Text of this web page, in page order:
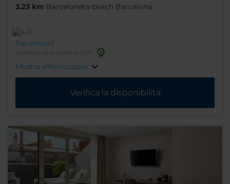
3.23 km Barceloneta beach Barcelona
Recensioni
Certificato di Eccellenza 2025
Mostra informazioni
Verifica la disponibilità